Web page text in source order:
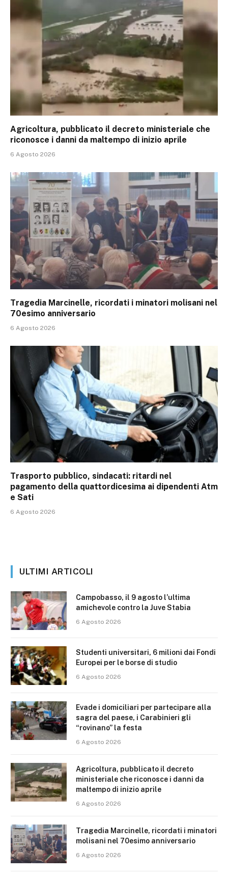
Agricoltura, pubblicato il decreto ministeriale che
riconosce i danni da maltempo di inizio aprile
6 Agosto 2026
Tragedia Marcinelle, ricordati i minatori molisani nel
70esimo anniversario
6 Agosto 2026
Trasporto pubblico, sindacati: ritardi nel
pagamento della quattordicesima ai dipendenti Atm
e Sati
6 Agosto 2026
ULTIMI ARTICOLI
Campobasso, il 9 agosto l’ultima
amichevole contro la Juve Stabia
6 Agosto 2026
Studenti universitari, 6 milioni dai Fondi
Europei per le borse di studio
6 Agosto 2026
Evade i domiciliari per partecipare alla
sagra del paese, i Carabinieri gli
“rovinano” la festa
6 Agosto 2026
Agricoltura, pubblicato il decreto
ministeriale che riconosce i danni da
maltempo di inizio aprile
6 Agosto 2026
Tragedia Marcinelle, ricordati i minatori
molisani nel 70esimo anniversario
6 Agosto 2026